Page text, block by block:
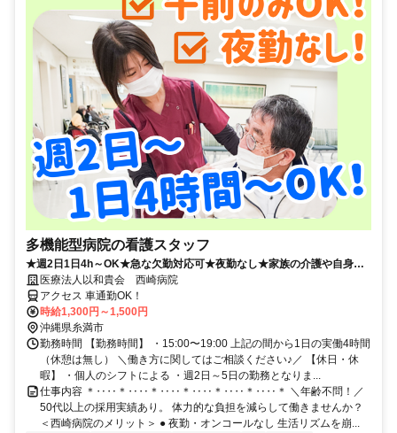
多機能型病院の看護スタッフ
★週2日1日4h～OK★急な欠勤対応可★夜勤なし★家族の介護や自身の
通院も安心★
医療法人以和貴会 西崎病院
アクセス 車通勤OK！
時給1,300円～1,500円
沖縄県糸満市
勤務時間 【勤務時間】 ・15:00〜19:00 上記の間から1日の実働4時間
（休憩は無し） ＼働き方に関してはご相談ください♪／ 【休日・休
暇】 ・個人のシフトによる ・週2日～5日の勤務となりま...
仕事内容 ＊‥‥＊‥‥＊‥‥＊‥‥＊‥‥＊‥‥＊ ＼年齢不問！／
50代以上の採用実績あり。 体力的な負担を減らして働きませんか？
＜西崎病院のメリット＞ ● 夜勤・オンコールなし 生活リズムを崩...